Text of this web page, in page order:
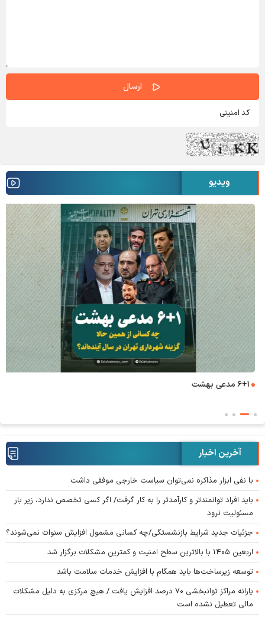
ویدیو
۶+۱ مدعی بهشت
آخرین اخبار
با نفی ابزار مذاکره نمی‌توان سیاست خارجی موفقی داشت
باید افراد توانمندتر و کارآمدتر را به کار گرفت/ اگر کسی تخصص ندارد، زیر بار
مسئولیت نرود
جزئیات جدید شرایط بازنشستگی/چه کسانی مشمول افزایش سنوات نمی‌شوند؟
اربعین ۱۴۰۵ با بالاترین سطح امنیت و کمترین مشکلات برگزار شد
توسعه زیرساخت‌ها باید همگام با افزایش خدمات سلامت باشد
یارانه مراکز توانبخشی ۷۰ درصد افزایش یافت / هیچ مرکزی به دلیل مشکلات
مالی تعطیل نشده است